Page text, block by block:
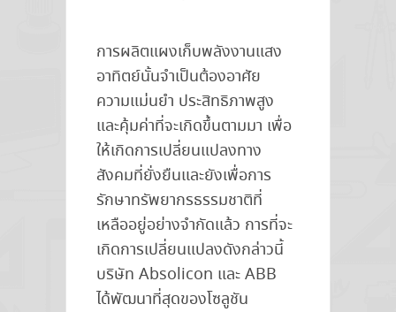
การผลิตแผงเก็บพลังงานแสง
อาทิตย์นั้นจำเป็นต้องอาศัย
ความแม่นยำ ประสิทธิภาพสูง
และคุ้มค่าที่จะเกิดขึ้นตามมา เพื่อ
ให้เกิดการเปลี่ยนแปลงทาง
สังคมที่ยั่งยืนและยังเพื่อการ
รักษาทรัพยากรธรรมชาติที่
เหลืออยู่อย่างจำกัดแล้ว การที่จะ
เกิดการเปลี่ยนแปลงดังกล่าวนี้
บริษัท Absolicon และ ABB
ได้พัฒนาที่สุดของโซลูชัน